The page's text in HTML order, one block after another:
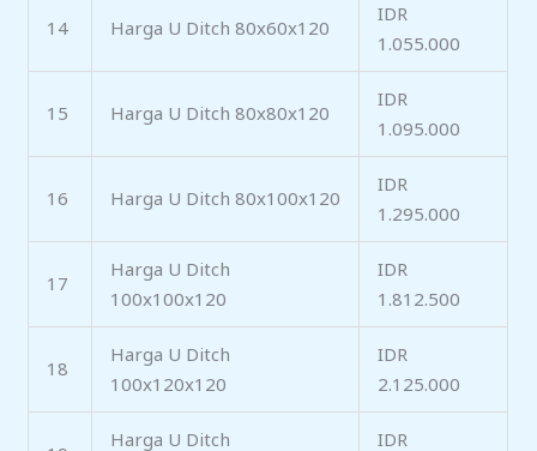
14 Harga U Ditch 80x60x120
IDR
1.055.000
15 Harga U Ditch 80x80x120
IDR
1.095.000
16 Harga U Ditch 80x100x120
IDR
1.295.000
17
Harga U Ditch
100x100x120
IDR
1.812.500
18
Harga U Ditch
100x120x120
IDR
2.125.000
Harga U Ditch IDR